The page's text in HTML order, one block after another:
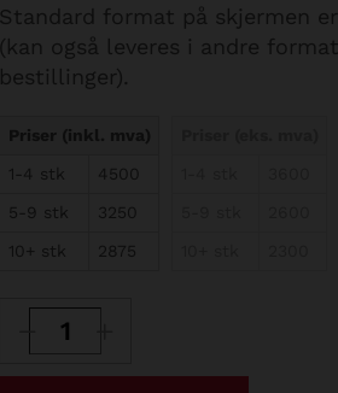
Standard format på skjermen
(kan også leveres i andre
bestillinger).
1-4 stk
4500
5-9 stk
3250
10+ stk
2875
Smitteverndeksel